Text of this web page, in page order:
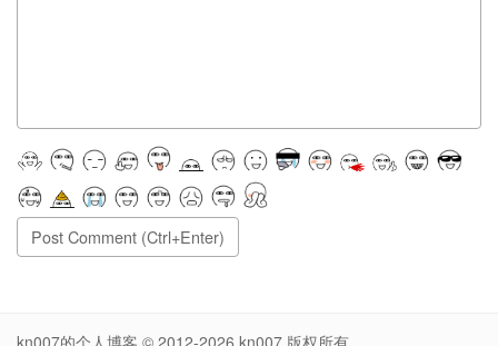
kn007的个人博客 © 2012-2026 kn007 版权所有